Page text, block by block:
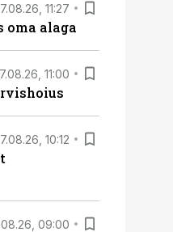
11:27
oma alaga
11:00
10:12
09:00